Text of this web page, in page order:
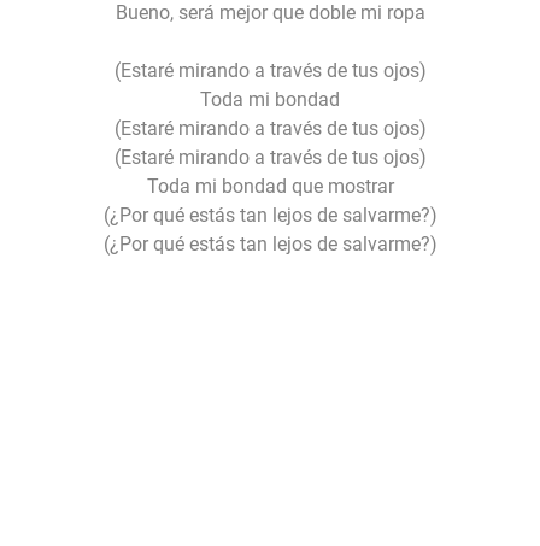
Bueno, será mejor que doble mi ropa
(Estaré mirando a través de tus ojos)
Toda mi bondad
(Estaré mirando a través de tus ojos)
(Estaré mirando a través de tus ojos)
Toda mi bondad que mostrar
(¿Por qué estás tan lejos de salvarme?)
(¿Por qué estás tan lejos de salvarme?)